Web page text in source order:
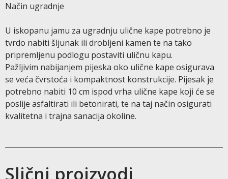
Način ugradnje
U iskopanu jamu za ugradnju ulične kape potrebno je
tvrdo nabiti šljunak ili drobljeni kamen te na tako
pripremljenu podlogu postaviti uličnu kapu.
Pažljivim nabijanjem pijeska oko ulične kape osigurava
se veća čvrstoća i kompaktnost konstrukcije. Pijesak je
potrebno nabiti 10 cm ispod vrha ulične kape koji će se
poslije asfaltirati ili betonirati, te na taj način osigurati
kvalitetna i trajna sanacija okoline.
Slični proizvodi